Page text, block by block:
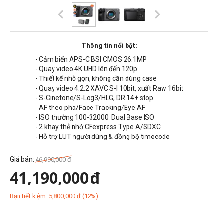
Thông tin nổi bật:
- Cảm biến APS-C BSI CMOS 26.1MP
- Quay video 4K UHD lên đến 120p
- Thiết kế nhỏ gọn, không cần dùng case
- Quay video 4:2:2 XAVC S-I 10bit, xuất Raw 16bit
- S-Cinetone/S-Log3/HLG, DR 14+ stop
- AF theo pha/Face Tracking/Eye AF
- ISO thường 100-32000, Dual Base ISO
- 2 khay thẻ nhớ CFexpress Type A/SDXC
- Hỗ trợ LUT người dùng & đồng bộ timecode
Giá bán: 46,990,000 đ
41,190,000đ
Bạn tiết kiệm: 5,800,000 đ (12%)